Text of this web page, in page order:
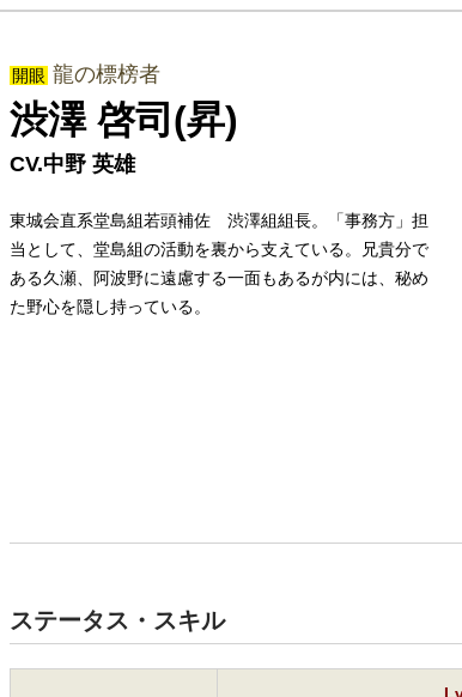
開眼 龍の標榜者
渋澤 啓司(昇)
CV.中野 英雄
東城会直系堂島組若頭補佐 渋澤組組長。「事務方」担
当として、堂島組の活動を裏から支えている。兄貴分で
ある久瀬、阿波野に遠慮する一面もあるが内には、秘め
た野心を隠し持っている。
ステータス・スキル